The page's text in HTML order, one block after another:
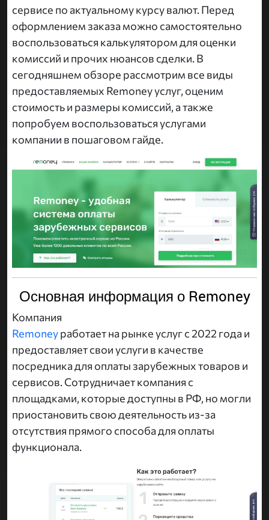
сервисе по актуальному курсу валют. Перед
оформлением заказа можно самостоятельно
воспользоваться калькулятором для оценки
комиссий и прочих нюансов сделки. В
сегодняшнем обзоре рассмотрим все виды
предоставляемых Remoney услуг, оценим
стоимость и размеры комиссий, а также
попробуем воспользоваться услугами
компании в пошаговом гайде.
Основная информация о Remoney
Компания
Remoneyработает на рынке услуг с 2022 года и
предоставляет свои услуги в качестве
посредника для оплаты зарубежных товаров и
сервисов. Сотрудничает компания с
площадками, которые доступны в РФ, но могли
приостановить свою деятельность из-за
отсутствия прямого способа для оплаты
функционала.